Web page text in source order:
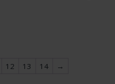
12 13 14 →